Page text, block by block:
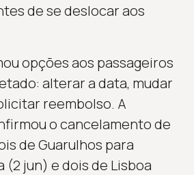
de se deslocar aos
opções aos passageiros
alterar a data, mudar
reembolso. A
o cancelamento de
de Guarulhos para
(2 jun) e dois de Lisboa